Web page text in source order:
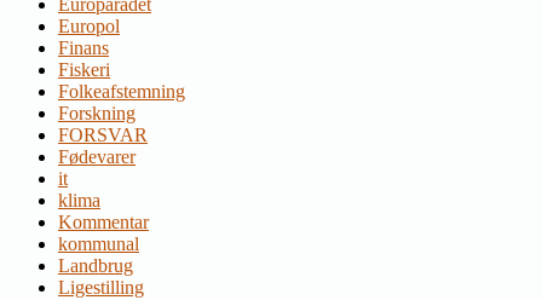
Europarådet
Europol
Finans
Fiskeri
Folkeafstemning
Forskning
FORSVAR
Fødevarer
it
klima
Kommentar
kommunal
Landbrug
Ligestilling